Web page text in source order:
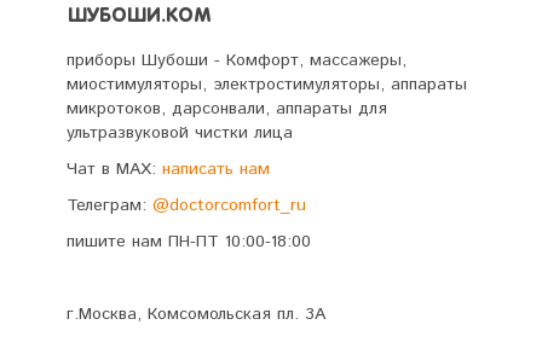
ШУБОШИ.КОМ
приборы Шубоши - Комфорт, массажеры,
миостимуляторы, электростимуляторы, аппараты
микротоков, дарсонвали, аппараты для
ультразвуковой чистки лица
Чат в MAX: написать нам
Телеграм: @doctorcomfort_ru
пишите нам ПН-ПТ 10:00-18:00
г.Москва, Комсомольская пл. 3А